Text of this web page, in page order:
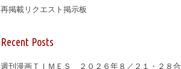
再掲載リクエスト掲示板
Recent Posts
週刊漫画ＴＩＭＥＳ ２０２６年８／２１・２８合